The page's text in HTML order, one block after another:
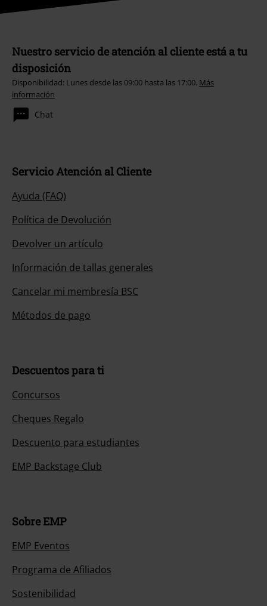
Nuestro servicio de atención al cliente está a tu
disposición
Disponibilidad: Lunes desde las 09:00 hasta las 17:00. Más
información
Chat
Servicio Atención al Cliente
Ayuda (FAQ)
Política de Devolución
Devolver un artículo
Información de tallas generales
Cancelar mi membresía BSC
Métodos de pago
Descuentos para ti
Concursos
Cheques Regalo
Descuento para estudiantes
EMP Backstage Club
Sobre EMP
EMP Eventos
Programa de Afiliados
Sostenibilidad